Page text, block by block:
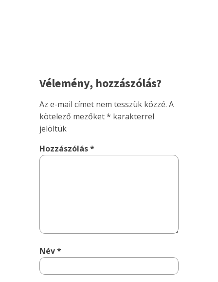
Vélemény, hozzászólás?
Az e-mail címet nem tesszük közzé. A
kötelező mezőket* karakterrel
jelöltük
Hozzászólás*
Név*